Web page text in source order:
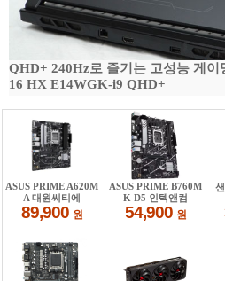
QHD+ 240Hz로 즐기는 고성능 게이
16 HX E14WGK-i9 QHD+